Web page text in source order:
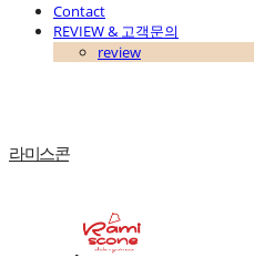
Contact
REVIEW & 고객문의
review
라미스콘